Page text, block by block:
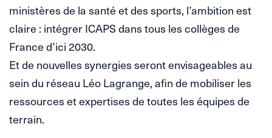
ministères de la santé et des sports, l’ambition est
claire : intégrer ICAPS dans tous les collèges de
France d’ici 2030.
Et de nouvelles synergies seront envisageables au
sein du réseau Léo Lagrange, afin de mobiliser les
ressources et expertises de toutes les équipes de
terrain.